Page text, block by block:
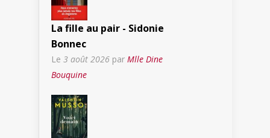
La fille au pair - Sidonie
Bonnec
Le 3 août 2026 par Mlle Dine
Bouquine